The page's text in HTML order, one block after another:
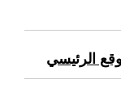
الرئيسي